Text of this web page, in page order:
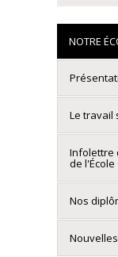
NOTRE
Le travail
Infolettre
de
Nos
Nouvelles